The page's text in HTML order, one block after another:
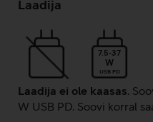
Laadija
7.5-37
W
USB PD
Laadija ei ole kaasas.
W USB PD. Soovi korral